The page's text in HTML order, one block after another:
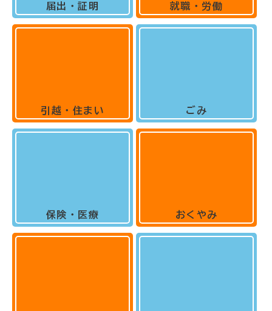
届出・証明
引越・住まい
保険・医療
就職・労働
ごみ
おくやみ